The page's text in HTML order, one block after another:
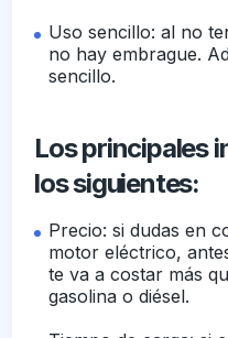
Uso sencillo: al no
no hay embrague.
sencillo.
Los principales
los siguientes:
Precio: si dudas en
motor eléctrico,
te va a costar más
gasolina o diésel.